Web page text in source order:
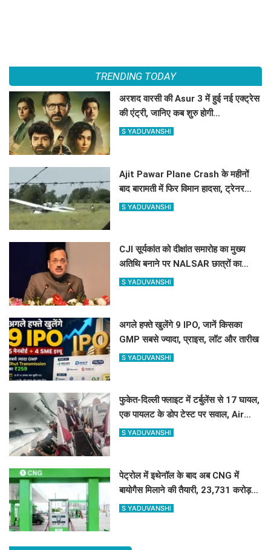
TRENDING TODAY
अरशद वारसी की Asur 3 में हुई नई एक्ट्रेस
की एंट्री, जानिए कब शुरु होगी
साइकोलॉजिकल थ्रिलर वेब सिरीज की शूटिंग
S YADUVANSHI
Ajit Pawar Plane Crash के महीनों
बाद बारामती में फिर विमान हादसा, ट्रेनर
एयरक्राफ्ट क्रैश, पायलट सेफ
S YADUVANSHI
CJI सूर्यकांत को दीक्षांत समारोह का मुख्य
अतिथि बनाने पर NALSAR छात्रों का
विरोध, जानिए क्या है वजह
S YADUVANSHI
अगले हफ्ते खुलेंगे 9 IPO, जानें किसका
GMP सबसे ज्यादा, प्राइस, लॉट और तारीख
S YADUVANSHI
फुकेत-दिल्ली फ्लाइट में टर्बुलेंस से 17 घायल,
एक पायलट के डोप टेस्ट पर सवाल, Air
India ने क्या कहा?
S YADUVANSHI
पेट्रोल में इथेनॉल के बाद अब CNG में
बायोगैस मिलाने की तैयारी, 23,731 करोड़
की योजना को मंजूरी
S YADUVANSHI